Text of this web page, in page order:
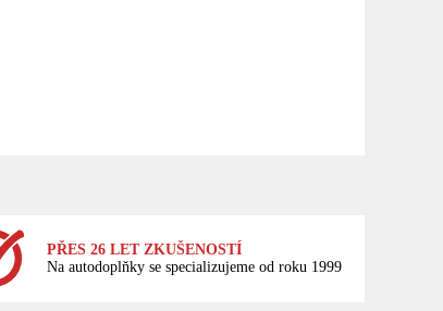
PŘES 26 LET ZKUŠENOSTÍ
Na autodoplňky se specializujeme od roku 1999